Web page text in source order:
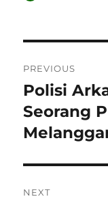
pos
PREVIOUS
Previous
post:
Polisi
Seorang
NEXT